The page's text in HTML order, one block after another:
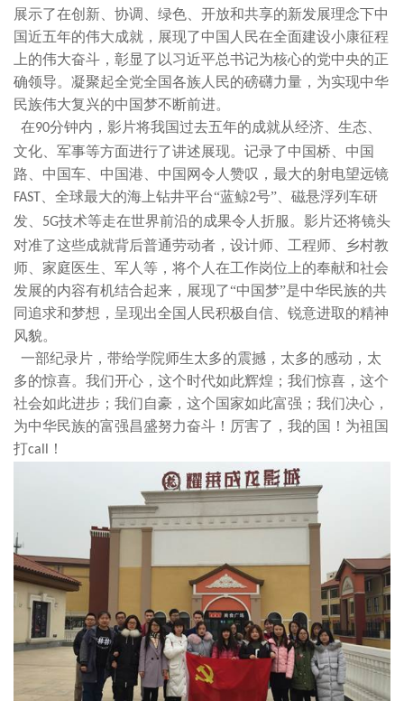
展示了在创新、协调、绿色、开放和共享的新发展理念下中
国近五年的伟大成就，展现了中国人民在全面建设小康征程
上的伟大奋斗，彰显了以习近平总书记为核心的党中央的正
确领导。凝聚起全党全国各族人民的磅礴力量，为实现中华
民族伟大复兴的中国梦不断前进。
在90分钟内，影片将我国过去五年的成就从经济、生态、
文化、军事等方面进行了讲述展现。记录了中国桥、中国
路、中国车、中国港、中国网令人赞叹，最大的射电望远镜
FAST 、全球最大的海上钻井平台“蓝鲸2号”、磁悬浮列车研
发、 5G技术等走在世界前沿的成果令人折服。影片还将镜头
对准了这些成就背后普通劳动者，设计师、工程师、乡村教
师、家庭医生、军人等，将个人在工作岗位上的奉献和社会
发展的内容有机结合起来，展现了“中国梦”是中华民族的共
同追求和梦想，呈现出全国人民积极自信、锐意进取的精神
风貌。
一部纪录片，带给学院师生太多的震撼，太多的感动，太
多的惊喜。我们开心，这个时代如此辉煌；我们惊喜，这个
社会如此进步；我们自豪，这个国家如此富强；我们决心，
为中华民族的富强昌盛努力奋斗！厉害了，我的国！为祖国
打call ！